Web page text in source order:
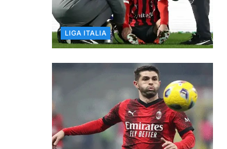
LIGA ITALIA